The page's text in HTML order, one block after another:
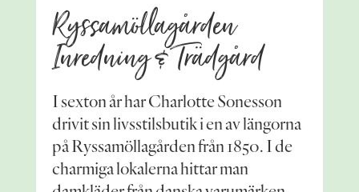
Ryssamöllagården
Inredning & Trädgård
I sexton år har Charlotte Sonesson
drivit sin livsstilsbutik i en av längorna
på Ryssamöllagården från 1850. I de
charmiga lokalerna hittar man